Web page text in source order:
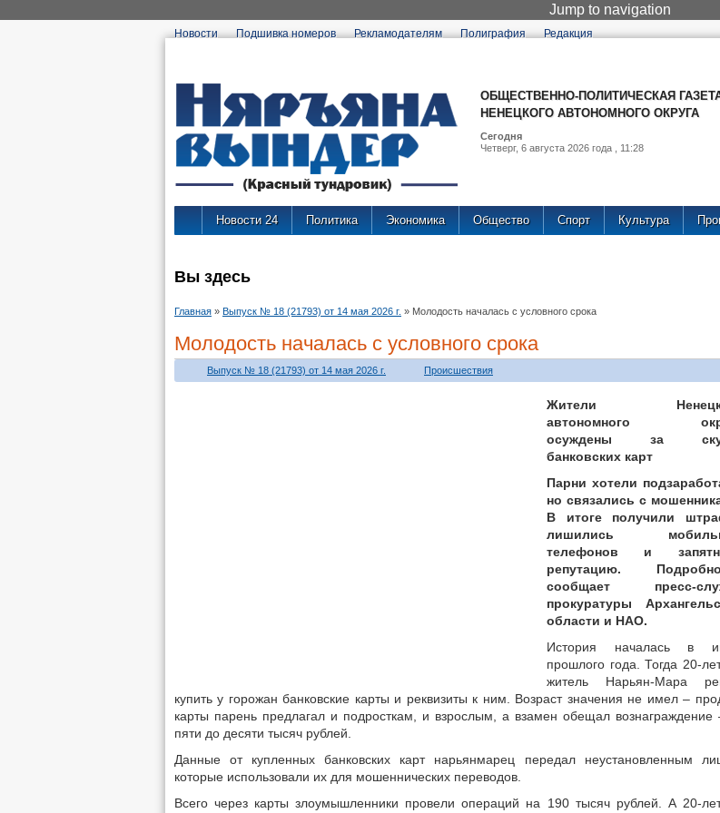
Jump to navigation
Новости Подшивка номеров Рекламодателям Полиграфия Редакция
ОБЩЕСТВЕННО-ПОЛИТИЧЕСКАЯ
НЕНЕЦКОГО АВТОНОМНОГО ОКРУГА
Сегодня
Четверг, 6 августа 2026 года , 11:28
Новости 24 Политика Экономика Общество Спорт Культура
Вы здесь
Главная » Выпуск № 18 (21793) от 14 мая 2026 г. » Молодость началась с условного срока
Молодость началась с условного срока
Выпуск № 18 (21793) от 14 мая 2026 г. Происшествия
Жители
автономного
осуждены за
банковских карт
Парни хотели
но связались с
В итоге получили
лишились
телефонов и
репутацию.
сообщает пресс-
прокуратуры
области и НАО.
История началась в
прошлого года. Тогда 20-
житель Нарьян-Мара
купить у горожан банковские карты и реквизиты к ним. Возраст значения не имел –
карты парень предлагал и подросткам, и взрослым, а взамен обещал вознаграждение
пяти до десяти тысяч рублей.
Данные от купленных банковских карт нарьянмарец передал неустановленным
которые использовали их для мошеннических переводов.
Всего через карты злоумышленники провели операций на 190 тысяч рублей. А 20-